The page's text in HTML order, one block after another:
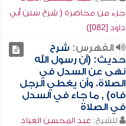
جزء من محاضرة ( شرح سنن أبي
داود [082])
الفهرس: شرح
حديث: (أن رسول الله
نهى عن السدل في
الصلاة، وأن يغطي الرجل
فاه) , ما جاء في السدل
في الصلاة
للشيخ: عبد المحسن العباد